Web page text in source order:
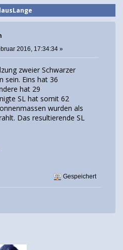
2016, 17:34:34 »
zweier Schwarzer
sein. Eins hat 36
hat 29
SL hat somit 62
wurden als
Das resultierende SL
Gespeichert